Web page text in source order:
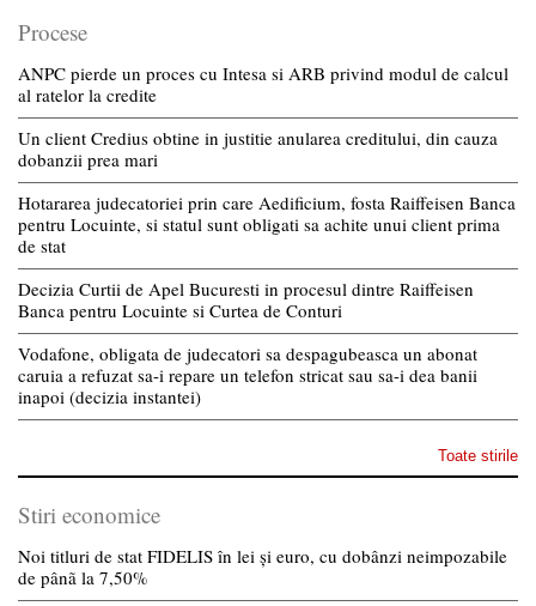
Procese
ANPC pierde un proces cu Intesa si ARB privind modul de calcul
al ratelor la credite
Un client Credius obtine in justitie anularea creditului, din cauza
dobanzii prea mari
Hotararea judecatoriei prin care Aedificium, fosta Raiffeisen Banca
pentru Locuinte, si statul sunt obligati sa achite unui client prima
de stat
Decizia Curtii de Apel Bucuresti in procesul dintre Raiffeisen
Banca pentru Locuinte si Curtea de Conturi
Vodafone, obligata de judecatori sa despagubeasca un abonat
caruia a refuzat sa-i repare un telefon stricat sau sa-i dea banii
inapoi (decizia instantei)
Toate stirile
Stiri economice
Noi titluri de stat FIDELIS în lei și euro, cu dobânzi neimpozabile
de pânã la 7,50%